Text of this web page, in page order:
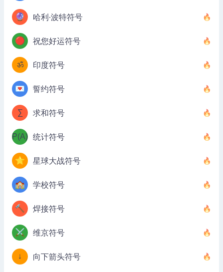
🔮 哈利·波特符号
🔴 祝您好运符号
ॐ 印度符号
💌 誓约符号
∑ 求和符号
P(A) 统计符号
⭐ 星球大战符号
🏫 学校符号
🔨 焊接符号
⚔️ 维京符号
↓ 向下箭头符号